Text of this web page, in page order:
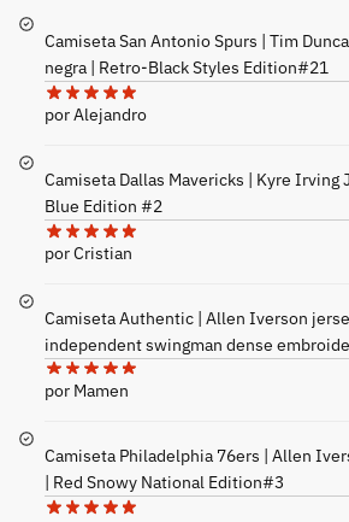
Camiseta San Antonio Spurs | Tim
negra | Retro-Black Styles Edition#21
por Alejandro
Camiseta Dallas Mavericks | Kyre Irving
Blue Edition #2
por Cristian
Camiseta Authentic | Allen Iverson
independent swingman dense
por Mamen
Camiseta Philadelphia 76ers | Allen
| Red Snowy National Edition#3